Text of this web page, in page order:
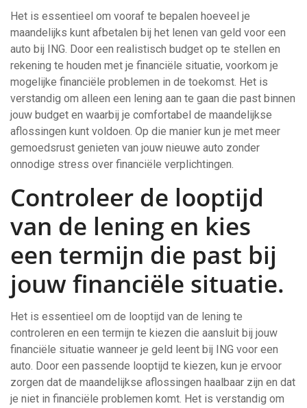
Het is essentieel om vooraf te bepalen hoeveel je
maandelijks kunt afbetalen bij het lenen van geld voor een
auto bij ING. Door een realistisch budget op te stellen en
rekening te houden met je financiële situatie, voorkom je
mogelijke financiële problemen in de toekomst. Het is
verstandig om alleen een lening aan te gaan die past binnen
jouw budget en waarbij je comfortabel de maandelijkse
aflossingen kunt voldoen. Op die manier kun je met meer
gemoedsrust genieten van jouw nieuwe auto zonder
onnodige stress over financiële verplichtingen.
Controleer de looptijd
van de lening en kies
een termijn die past bij
jouw financiële situatie.
Het is essentieel om de looptijd van de lening te
controleren en een termijn te kiezen die aansluit bij jouw
financiële situatie wanneer je geld leent bij ING voor een
auto. Door een passende looptijd te kiezen, kun je ervoor
zorgen dat de maandelijkse aflossingen haalbaar zijn en dat
je niet in financiële problemen komt. Het is verstandig om